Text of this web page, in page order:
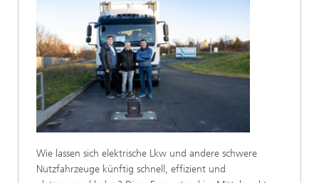
Wie lassen sich elektrische Lkw und andere schwere
Nutzfahrzeuge künftig schnell, effizient und